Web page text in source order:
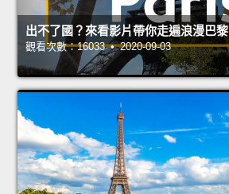
出不了國？來看影片帶你走遍浪漫巴黎
觀看次數：16033 • 2020-09-03